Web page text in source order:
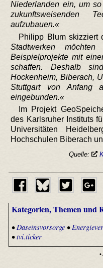
Niederlanden ein, um
zukunftsweisenden
aufzubauen.
Philipp Blum skizziert
Stadtwerken
Beispielprojekte mit
schaffen. Deshalb
Hockenheim, Biberach,
Stuttgart von
eingebunden.
Im Projekt
des Karlsruher Instituts
Universitäten
Hochschulen Biberach
Quelle:
Kategorien, Themen und
•Daseinsvorsorge•
•tvi.ticker